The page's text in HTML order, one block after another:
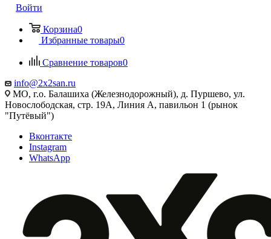
Войти
Корзина0
Избранные товары0
Сравнение товаров0
info@2x2san.ru
МО, г.о. Балашиха (Железнодорожный), д. Пуршево, ул.
Новослободская, стр. 19А, Линия А, павильон 1 (рынок
"Путёвый")
Вконтакте
Instagram
WhatsApp